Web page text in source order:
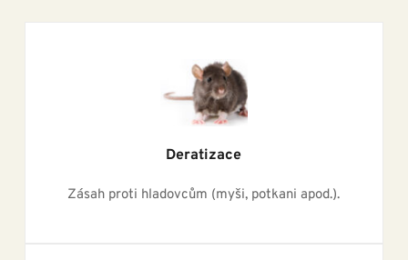
Deratizace
Zásah proti hladovcům (myši, potkani apod.).